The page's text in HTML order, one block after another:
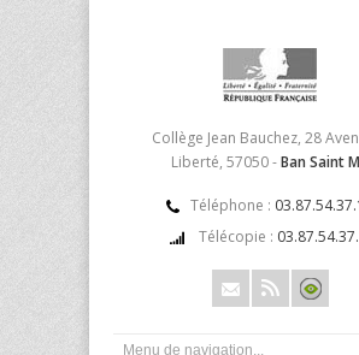
Collège Jean Bauchez, 28
Liberté, 57050 -Ban Saint
Téléphone :
Télécopie :